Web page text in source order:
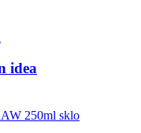
idea